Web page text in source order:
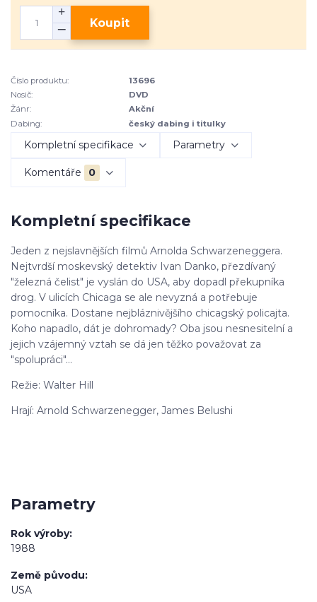
Koupit
Číslo produktu:
13696
Nosič:
DVD
Žánr:
Akční
Dabing:
český dabing i titulky
Kompletní specifikace Parametry
Komentáře 0
Kompletní specifikace
Jeden z nejslavnějších filmů Arnolda Schwarzeneggera.
Nejtvrdší moskevský detektiv Ivan Danko, přezdívaný
"železná čelist" je vyslán do USA, aby dopadl překupníka
drog. V ulicích Chicaga se ale nevyzná a potřebuje
pomocníka. Dostane nejbláznivějšího chicagský policajta.
Koho napadlo, dát je dohromady? Oba jsou nesnesitelní a
jejich vzájemný vztah se dá jen těžko považovat za
"spolupráci"...
Režie: Walter Hill
Hrají: Arnold Schwarzenegger, James Belushi
Parametry
Rok výroby
1988
Země původu
USA